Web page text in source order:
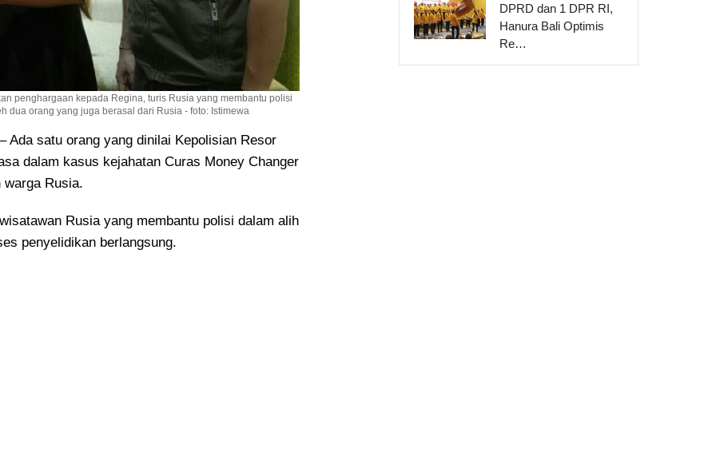
penghargaan kepada Regina, turis Rusia yang membantu polisi
dua orang yang juga berasal dari Rusia - foto: Istimewa
Ada satu orang yang dinilai Kepolisian Resor
dalam kasus kejahatan Curas Money Changer
warga Rusia.
Rusia yang membantu polisi dalam alih
penyelidikan berlangsung.
DPRD dan 1 DPR RI,
Hanura Bali Optimis
Re…